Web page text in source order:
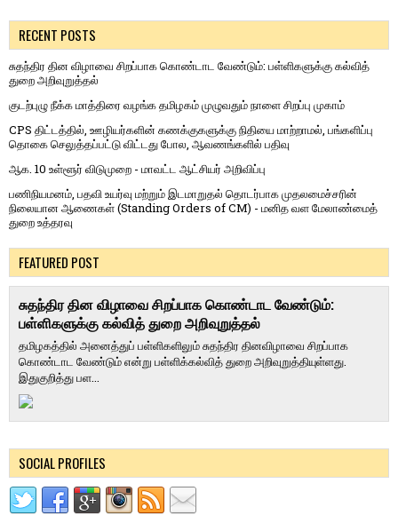
RECENT POSTS
சுதந்திர தின விழாவை சிறப்பாக கொண்டாட வேண்டும்: பள்ளிகளுக்கு கல்வித்
துறை அறிவுறுத்தல்
குடற்புழு நீக்க மாத்திரை வழங்க தமிழகம் முழுவதும் நாளை சிறப்பு முகாம்
CPS திட்டத்தில், ஊழியர்களின் கணக்குகளுக்கு நிதியை மாற்றாமல், பங்களிப்பு
தொகை செலுத்தப்பட்டு விட்டது போல, ஆவணங்களில் பதிவு
ஆக. 10 உள்ளூர் விடுமுறை - மாவட்ட ஆட்சியர் அறிவிப்பு
பணிநியமனம், பதவி உயர்வு மற்றும் இடமாறுதல் தொடர்பாக முதலமைச்சரின்
நிலையான ஆணைகள் (Standing Orders of CM) - மனித வள மேலாண்மைத்
துறை உத்தரவு
FEATURED POST
சுதந்திர தின விழாவை சிறப்பாக கொண்டாட வேண்டும்:
பள்ளிகளுக்கு கல்வித் துறை அறிவுறுத்தல்
தமிழகத்தில் அனைத்துப் பள்ளிகளிலும் சுதந்திர தினவிழாவை சிறப்பாக
கொண்டாட வேண்டும் என்று பள்ளிக்கல்வித் துறை அறிவுறுத்தியுள்ளது.
இதுகுறித்து பள...
SOCIAL PROFILES